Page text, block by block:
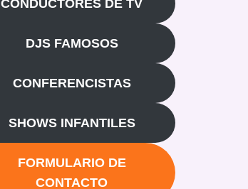
CONDUCTORES DE TV
DJS FAMOSOS
CONFERENCISTAS
SHOWS INFANTILES
FORMULARIO DE
CONTACTO